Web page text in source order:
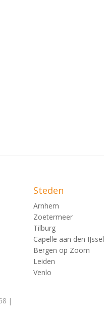
Steden
Arnhem
Zoetermeer
Tilburg
Capelle aan den IJssel
Bergen op Zoom
Leiden
Venlo
|